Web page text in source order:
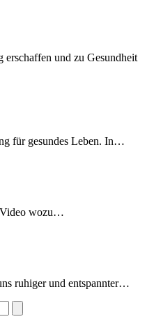
und zu Gesundheit
für gesundes Leben. In…
Video wozu…
ruhiger und entspannter…